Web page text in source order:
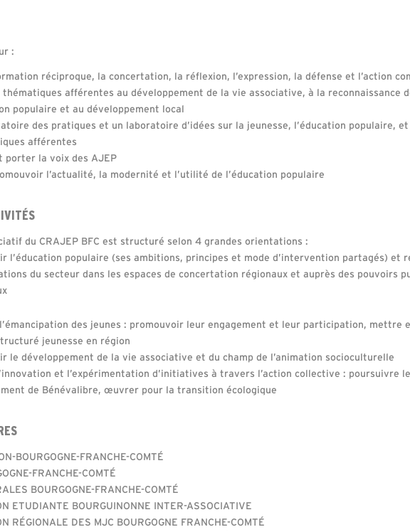
:
réciproque, la concertation, la réflexion, l’expression, la défense et l’action
thématiques afférentes au développement de la vie associative, à la reconnaissance
populaire et au développement local
des pratiques et un laboratoire d’idées sur la jeunesse, l’éducation populaire, et
afférentes
porter la voix des AJEP
l’actualité, la modernité et l’utilité de l’éducation populaire
du CRAJEP BFC est structuré selon 4 grandes orientations :
l’éducation populaire (ses ambitions, principes et mode d’intervention partagés) et
du secteur dans les espaces de concertation régionaux et auprès des pouvoirs
des jeunes : promouvoir leur engagement et leur participation, mettre
jeunesse en région
le développement de la vie associative et du champ de l’animation socioculturelle
et l’expérimentation d’initiatives à travers l’action collective : poursuivre le
de Bénévalibre, œuvrer pour la transition écologique
BOURGOGNE-FRANCHE-COMTÉ
FRANCHE-COMTÉ
BOURGOGNE-FRANCHE-COMTÉ
ETUDIANTE BOURGUINONNE INTER-ASSOCIATIVE
RÉGIONALE DES MJC BOURGOGNE FRANCHE-COMTÉ